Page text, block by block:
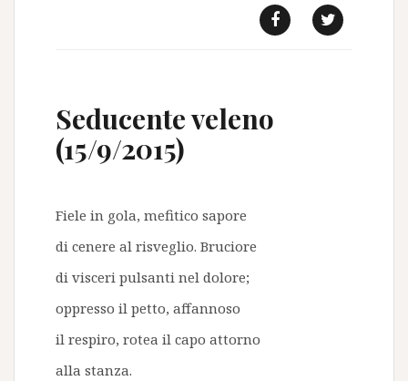
Seducente veleno
(15/9/2015)
Fiele in gola, mefitico sapore
di cenere al risveglio. Bruciore
di visceri pulsanti nel dolore;
oppresso il petto, affannoso
il respiro, rotea il capo attorno
alla stanza.